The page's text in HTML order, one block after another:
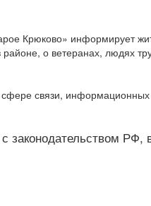
Крюково» информирует
о ветеранах, людях
связи, информационных
законодательством РФ,